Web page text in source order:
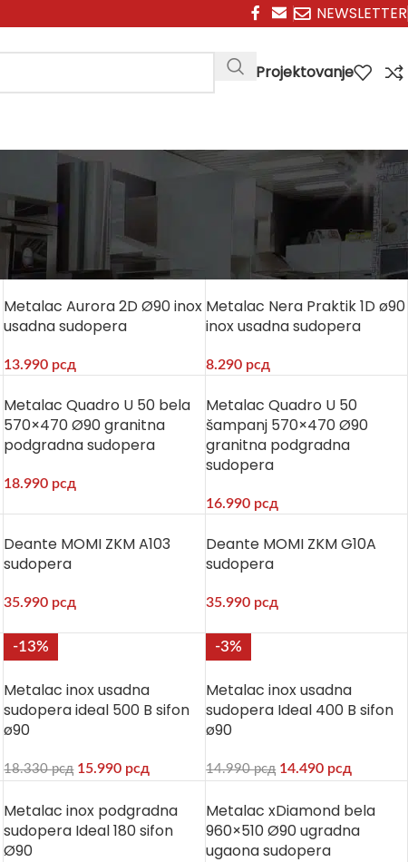
NEWSLETTER
Projektovanje
9 Filteri
Metalac Aurora 2D Ø90 inox
usadna sudopera
13.990 рсд
Metalac Nera Praktik 1D ø90
inox usadna sudopera
8.290 рсд
Metalac Quadro U 50 bela
570×470 Ø90 granitna
podgradna sudopera
18.990 рсд
Metalac Quadro U 50
šampanj 570×470 Ø90
granitna podgradna
sudopera
16.990 рсд
Deante MOMI ZKM A103
sudopera
35.990 рсд
Deante MOMI ZKM G10A
sudopera
35.990 рсд
-13%
Metalac inox usadna
sudopera ideal 500 B sifon
ø90
18.330рсд 15.990 рсд
-3%
Metalac inox usadna
sudopera Ideal 400 B sifon
ø90
14.990рсд 14.490 рсд
Metalac inox podgradna
sudopera Ideal 180 sifon
Ø90
Metalac xDiamond bela
960×510 Ø90 ugradna
ugaona sudopera